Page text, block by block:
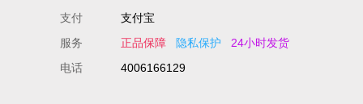
支付
支付宝
服务
正品保障 隐私保护
24小时发货
电话
4006166129